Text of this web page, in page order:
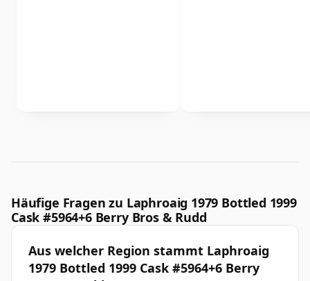
Häufige Fragen zu Laphroaig 1979 Bottled 1999
Cask #5964+6 Berry Bros & Rudd
Aus welcher Region stammt Laphroaig
1979 Bottled 1999 Cask #5964+6 Berry